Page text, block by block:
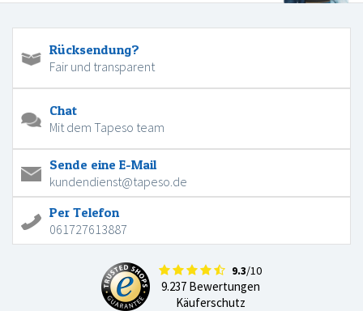
Rücksendung?
Fair und transparent
Chat
Mit dem Tapeso team
Sende eine E-Mail
kundendienst@tapeso.de
Per Telefon
061727613887
9.3/10
9.237 Bewertungen
Käuferschutz